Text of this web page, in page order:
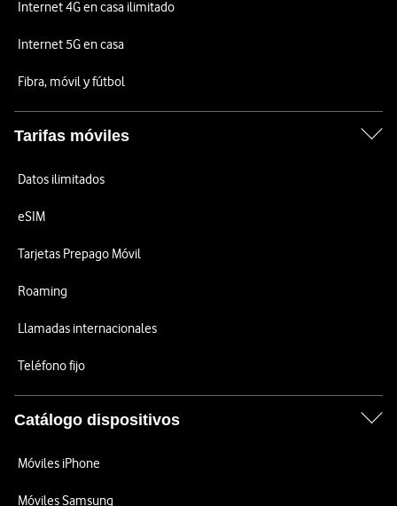
Internet 4G en casa ilimitado
Internet 5G en casa
Fibra, móvil y fútbol
Tarifas móviles
Datos ilimitados
eSIM
Tarjetas Prepago Móvil
Roaming
Llamadas internacionales
Teléfono fijo
Catálogo dispositivos
Móviles iPhone
Móviles Samsung